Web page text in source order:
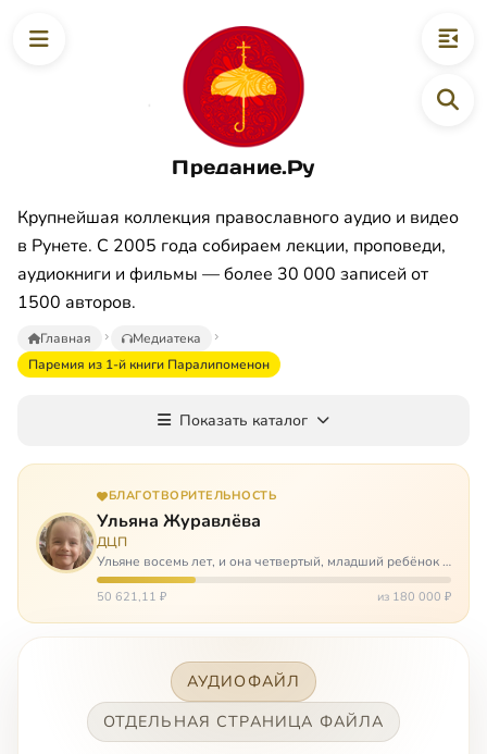
Предание.Ру
Крупнейшая коллекция православного аудио и видео
в Рунете. С 2005 года собираем лекции, проповеди,
аудиокниги и фильмы — более 30 000 записей от
1500 авторов.
Главная
Медиатека
Паремия из 1-й книги Паралипоменон
Показать каталог
БЛАГОТВОРИТЕЛЬНОСТЬ
Ульяна Журавлёва
ДЦП
Ульяне восемь лет, и она четвертый, младший ребёнок в
многодетной семье. И с самого рождения Ульяну лечат.
Несколько операций, ежедневные процедуры,
50 621,11 ₽ из 180 000 ₽
АУДИОФАЙЛ
ОТДЕЛЬНАЯ СТРАНИЦА ФАЙЛА